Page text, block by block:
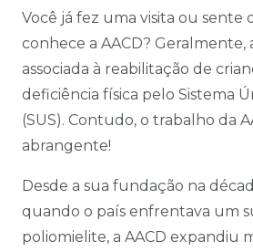
Você já fez uma visita ou
conhece a AACD? Geralmente,
associada à reabilitação de
deficiência física pelo Sistema
(SUS). Contudo, o trabalho da
abrangente!
Desde a sua fundação na
quando o país enfrentava um
poliomielite, a AACD expandiu